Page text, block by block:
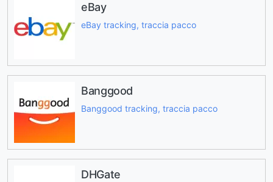
eBay
eBay tracking, traccia pacco
Banggood
Banggood tracking, traccia pacco
DHGate